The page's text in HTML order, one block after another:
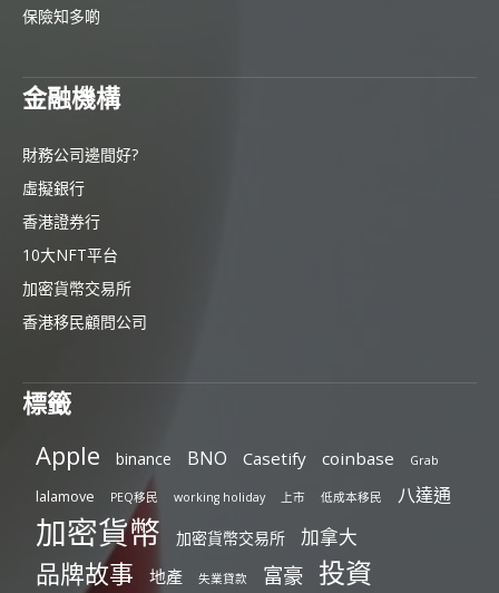
保險知多啲
金融機構
財務公司邊間好?
虛擬銀行
香港證券行
10大NFT平台
加密貨幣交易所
香港移民顧問公司
標籤
Apple binance BNO Casetify coinbase Grab
lalamove PEQ移民 working holiday 上市 低成本移民 八達通
加密貨幣 加密貨幣交易所 加拿大
品牌故事 地產 失業貸款 富豪 投資